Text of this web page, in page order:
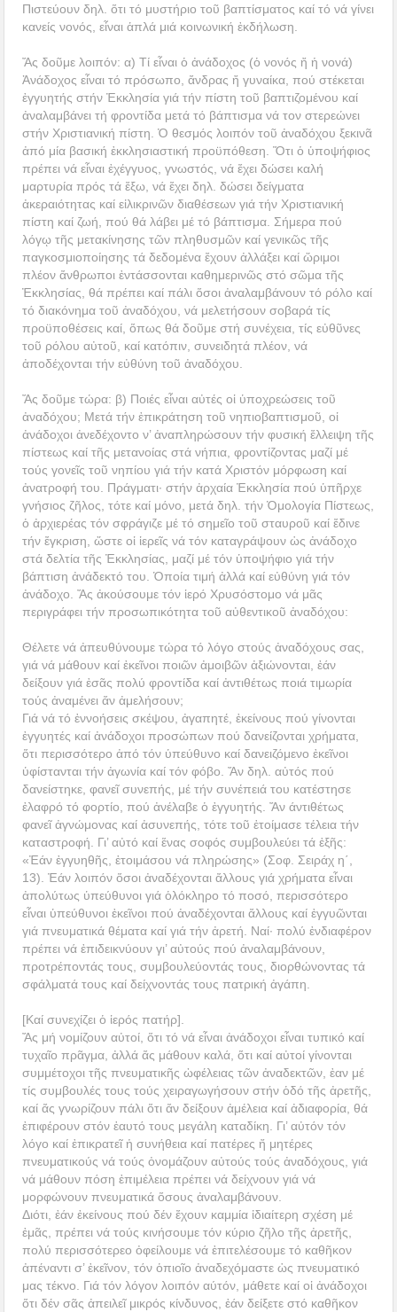
Πιστεύουν δηλ. ὅτι τό μυστήριo τοῦ βαπτίσματος καί τό νά γίνει
κανείς νονός, εἶναι ἁπλά μιά κοινωνική ἐκδήλωση.
Ἄς δοῦμε λοιπόν: α) Τί εἶναι ὁ ἀνάδοχος (ὁ νονός ἤ ἡ νονά)
Ἀνάδοχος εἶναι τό πρόσωπο, ἄνδρας ἤ γυναίκα, πού στέκεται
ἐγγυητής στήν Ἐκκλησία γιά τήν πίστη τοῦ βαπτιζομένου καί
ἀναλαμβάνει τή φροντίδα μετά τό βάπτισμα νά τον στερεώνει
στήν Χριστιανική πίστη. Ὁ θεσμός λοιπόν τοῦ ἀναδόχου ξεκινᾶ
ἀπό μία βασική ἐκκλησιαστική προϋπόθεση. Ὅτι ὁ ὑποψήφιος
πρέπει νά εἶναι ἐχέγγυος, γνωστός, νά ἔχει δώσει καλή
μαρτυρία πρός τά ἔξω, νά ἔχει δηλ. δώσει δείγματα
ἀκεραιότητας καί εἰλικρινῶν διαθέσεων γιά τήν Χριστιανική
πίστη καί ζωή, πού θά λάβει μέ τό βάπτισμα. Σήμερα πού
λόγῳ τῆς μετακίνησης τῶν πληθυσμῶν καί γενικῶς τῆς
παγκοσμιοποίησης τά δεδομένα ἔχουν ἀλλάξει καί ὥριμοι
πλέον ἄνθρωποι ἐντάσσονται καθημερινῶς στό σῶμα τῆς
Ἐκκλησίας, θά πρέπει καί πάλι ὅσοι ἀναλαμβάνουν τό ρόλο καί
τό διακόνημα τοῦ ἀναδόχου, νά μελετήσουν σοβαρά τίς
προϋποθέσεις καί, ὅπως θά δοῦμε στή συνέχεια, τίς εὐθῦνες
τοῦ ρόλου αὐτοῦ, καί κατόπιν, συνειδητά πλέον, νά
ἀποδέχονται τήν εὐθύνη τοῦ ἀναδόχου.
Ἄς δοῦμε τώρα: β) Ποιές εἶναι αὐτές οἱ ὑποχρεώσεις τοῦ
ἀναδόχου; Μετά τήν ἐπικράτηση τοῦ νηπιοβαπτισμοῦ, οἱ
ἀνάδοχοι ἀνεδέχοντο ν’ ἀναπληρώσουν τήν φυσική ἔλλειψη τῆς
πίστεως καί τῆς μετανοίας στά νήπια, φροντίζοντας μαζί μέ
τούς γονεῖς τοῦ νηπίου γιά τήν κατά Χριστόν μόρφωση καί
ἀνατροφή του. Πράγματι· στήν ἀρχαία Ἐκκλησία πού ὑπῆρχε
γνήσιος ζῆλος, τότε καί μόνο, μετά δηλ. τήν Ὁμολογία Πίστεως,
ὁ ἀρχιερέας τόν σφράγιζε μέ τό σημεῖο τοῦ σταυροῦ καί ἔδινε
τήν ἔγκριση, ὥστε οἱ ἱερεῖς νά τόν καταγράψουν ὡς ἀνάδοχο
στά δελτία τῆς Ἐκκλησίας, μαζί μέ τόν ὑποψήφιο γιά τήν
βάπτιση ἀνάδεκτό του. Ὁποία τιμή ἀλλά καί εὐθύνη γιά τόν
ἀνάδοχο. Ἄς ἀκούσουμε τόν ἱερό Χρυσόστομο νά μᾶς
περιγράφει τήν προσωπικότητα τοῦ αὐθεντικοῦ ἀναδόχου:
Θέλετε νά ἀπευθύνουμε τώρα τό λόγο στούς ἀναδόχους σας,
γιά νά μάθουν καί ἐκεῖνοι ποιῶν ἀμοιβῶν ἀξιώνονται, ἐάν
δείξουν γιά ἐσᾶς πολύ φροντίδα καί ἀντιθέτως ποιά τιμωρία
τούς ἀναμένει ἄν ἀμελήσουν;
Γιά νά τό ἐννοήσεις σκέψου, ἀγαπητέ, ἐκείνους πού γίνονται
ἐγγυητές καί ἀνάδοχοι προσώπων πού δανείζονται χρήματα,
ὅτι περισσότερο ἀπό τόν ὑπεύθυνο καί δανειζόμενο ἐκεῖνοι
ὑφίστανται τήν ἀγωνία καί τόν φόβο. Ἄν δηλ. αὐτός πού
δανείστηκε, φανεῖ συνεπής, μέ τήν συνέπειά του κατέστησε
ἐλαφρό τό φορτίο, πού ἀνέλαβε ὁ ἐγγυητής. Ἄν άντιθέτως
φανεῖ ἀγνώμονας καί ἀσυνεπής, τότε τοῦ ἑτοίμασε τέλεια τήν
καταστροφή. Γι’ αὐτό καί ἕνας σοφός συμβουλεύει τά ἑξῆς:
«Ἐάν ἐγγυηθῆς, ἑτοιμάσου νά πληρώσης» (Σοφ. Σειράχ η΄,
13). Ἐάν λοιπόν ὅσοι ἀναδέχονται ἄλλους γιά χρήματα εἶναι
ἀπολύτως ὑπεύθυνοι γιά ὁλόκληρο τό ποσό, περισσότερο
εἶναι ὑπεύθυνοι ἐκεῖνοι πού ἀναδέχονται ἄλλους καί ἐγγυῶνται
γιά πνευματικά θέματα καί γιά τήν ἀρετή. Ναί· πολύ ἐνδιαφέρον
πρέπει νά ἐπιδεικνύουν γι’ αὐτούς πού ἀναλαμβάνουν,
προτρέποντάς τους, συμβουλεύοντάς τους, διορθώνοντας τά
σφάλματά τους καί δείχνοντάς τους πατρική ἀγάπη.
[Καί συνεχίζει ὁ ἱερός πατήρ].
Ἄς μή νομίζουν αὐτοί, ὅτι τό νά εἶναι ἀνάδοχοι εἶναι τυπικό καί
τυχαῖο πρᾶγμα, ἀλλά ἄς μάθουν καλά, ὅτι καί αὐτοί γίνονται
συμμέτοχοι τῆς πνευματικῆς ὠφέλειας τῶν ἀναδεκτῶν, ἐαν μέ
τίς συμβουλές τους τούς χειραγωγήσουν στήν ὁδό τῆς ἀρετῆς,
καί ἄς γνωρίζουν πάλι ὅτι ἄν δείξουν ἀμέλεια καί ἀδιαφορία, θά
ἐπιφέρουν στόν ἑαυτό τους μεγάλη καταδίκη. Γι’ αὐτόν τόν
λόγο καί ἐπικρατεῖ ἡ συνήθεια καί πατέρες ἤ μητέρες
πνευματικούς νά τούς ὀνομάζουν αὐτούς τούς ἀναδόχους, γιά
νά μάθουν πόση ἐπιμέλεια πρέπει νά δείχνουν γιά νά
μορφώνουν πνευματικά ὅσους ἀναλαμβάνουν.
Διότι, ἐάν ἐκείνους πού δέν ἔχουν καμμία ἰδιαίτερη σχέση μέ
ἐμᾶς, πρέπει νά τούς κινήσουμε τόν κύριο ζῆλο τῆς ἀρετῆς,
πολύ περισσότερεο ὀφείλουμε νά ἐπιτελέσουμε τό καθῆκον
ἀπέναντι σ’ ἐκεῖνον, τόν ὁπιοῖο ἀναδεχόμαστε ὡς πνευματικό
μας τέκνο. Γιά τόν λόγον λοιπόν αύτόν, μάθετε καί οἱ ἀνάδοχοι
ὅτι δέν σᾶς ἀπειλεῖ μικρός κίνδυνος, ἐάν δείξετε στό καθῆκον